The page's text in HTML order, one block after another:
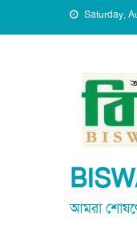
to
Saturday,
আমরা